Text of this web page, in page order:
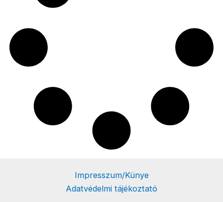
Impresszum/Künye
Adatvédelmi tájékoztató